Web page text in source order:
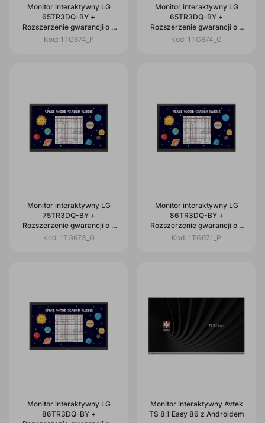
Monitor interaktywny LG
65TR3DQ-BY +
Rozszerzenie gwarancji o 2
lata + Uchwyt naścienny
Kod: 1TG674_P
Monitor interaktywny LG
65TR3DQ-BY +
Rozszerzenie gwarancji o 2
lata
Kod: 1TG674_G
Monitor interaktywny LG
75TR3DQ-BY +
Rozszerzenie gwarancji o 2
lata
Kod: 1TG673_G
Monitor interaktywny LG
86TR3DQ-BY +
Rozszerzenie gwarancji o 2
lata + Uchwyt naścienny
Kod: 1TG671_P
Monitor interaktywny LG
86TR3DQ-BY +
Monitor interaktywny Avtek
TS 8.1 Easy 86 z Androidem